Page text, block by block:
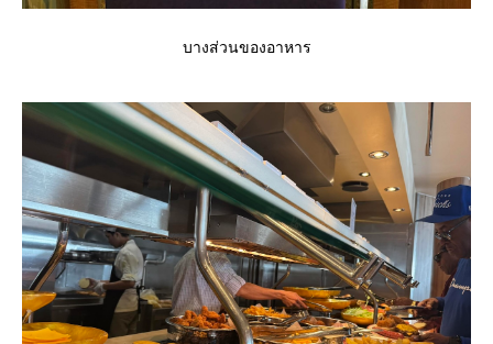
บางส่วนของอาหาร